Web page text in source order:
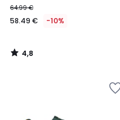
64.99 €
58.49 € -10%
4,8
/